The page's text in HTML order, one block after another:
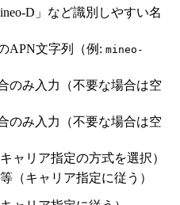
D」など識別しやすい名
APN文字列（例: mineo-
のみ入力（不要な場合は空
のみ入力（不要な場合は空
ャリア指定の方式を選択）
等（キャリア指定に従う）